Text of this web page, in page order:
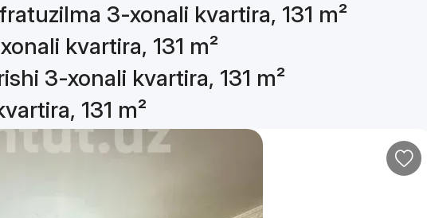
3-xonali kvartira, 131 m²
kvartira, 131 m²
3-xonali kvartira, 131 m²
131 m²